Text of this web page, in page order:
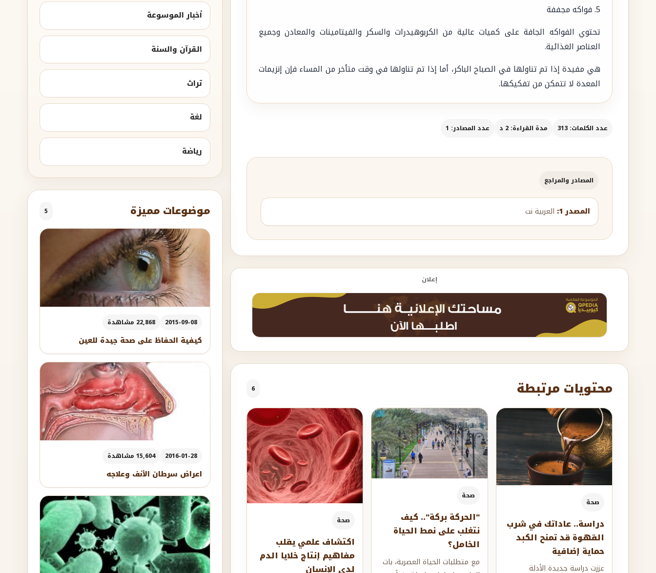
أخبار الموسوعة
القرآن والسنة
تراث
لغة
رياضة
موضوعات مميزة 5
2015-09-08 22,868 مشاهدة
كيفية الحفاظ على صحة جيدة للعين
2016-01-28 15,604 مشاهدة
اعراض سرطان الأنف وعلاجه
5. فواكه مجففة
تحتوي الفواكه الجافة على كميات عالية من الكربوهيدرات والسكر والفيتامينات والمعادن وجميع
العناصر الغذائية.
هي مفيدة إذا تم تناولها في الصباح الباكر، أما إذا تم تناولها في وقت متأخر من المساء فإن إنزيمات
المعدة لا تتمكن من تفكيكها.
عدد الكلمات: 313 مدة القراءة: 2 د عدد المصادر: 1
المصادر والمراجع
المصدر 1: العربية نت
إعلان
محتويات مرتبطة 6
صحة
دراسة.. عاداتك في شرب
القهوة قد تمنح الكبد
حماية إضافية
عززت دراسة جديدة الأدلة
صحة
"الحركة بركة".. كيف
نتغلب على نمط الحياة
الخامل؟
مع متطلبات الحياة العصرية، بات
صحة
اكتشاف علمي يقلب
مفاهيم إنتاج خلايا الدم
لدى الإنسان